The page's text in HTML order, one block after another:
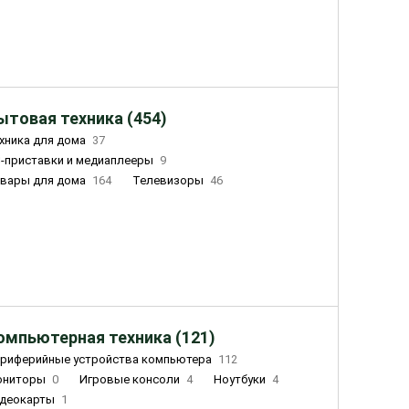
техника (454)
для дома 37
приставки и медиаплееры
9
для дома 164 Телевизоры 46
техника (121)
устройства компьютера 112
0 Игровые консоли 4 Ноутбуки 4
1